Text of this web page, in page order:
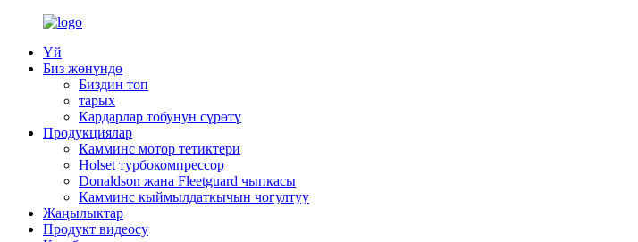
Үй
Биз жөнүндө
Биздин топ
тарых
Кардарлар тобунун сүрөтү
Продукциялар
Камминс мотор тетиктери
Holset турбокомпрессор
Donaldson жана Fleetguard чыпкасы
Камминс кыймылдаткычын чогултуу
Жаңылыктар
Продукт видеосу